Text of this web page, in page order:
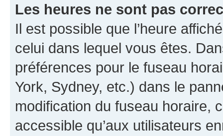
Les heures ne sont pas
Il est possible que l’heure
celui dans lequel vous êtes.
préférences pour le fuseau
York, Sydney, etc.) dans le
modification du fuseau horaire,
accessible qu’aux utilisateurs